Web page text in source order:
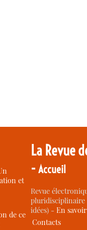
et
de ce
La Revue
-Accueil
Revue
idées) -En
Contacts